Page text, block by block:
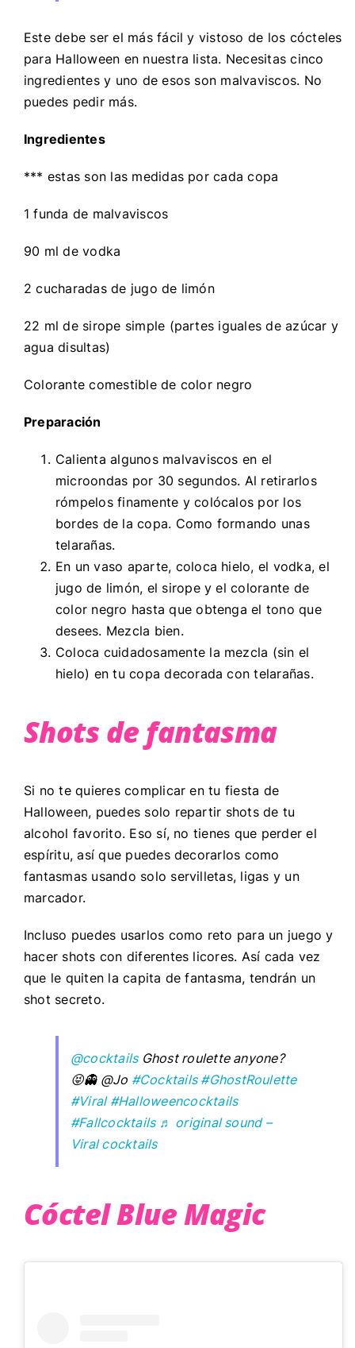
Este debe ser el más fácil y vistoso de los cócteles
para Halloween en nuestra lista. Necesitas cinco
ingredientes y uno de esos son malvaviscos. No
puedes pedir más.
Ingredientes
*** estas son las medidas por cada copa
1 funda de malvaviscos
90 ml de vodka
2 cucharadas de jugo de limón
22 ml de sirope simple (partes iguales de azúcar y
agua disultas)
Colorante comestible de color negro
Preparación
Calienta algunos malvaviscos en el
microondas por 30 segundos. Al retirarlos
rómpelos finamente y colócalos por los
bordes de la copa. Como formando unas
telarañas.
En un vaso aparte, coloca hielo, el vodka, el
jugo de limón, el sirope y el colorante de
color negro hasta que obtenga el tono que
desees. Mezcla bien.
Coloca cuidadosamente la mezcla (sin el
hielo) en tu copa decorada con telarañas.
Shots de fantasma
Si no te quieres complicar en tu fiesta de
Halloween, puedes solo repartir shots de tu
alcohol favorito. Eso sí, no tienes que perder el
espíritu, así que puedes decorarlos como
fantasmas usando solo servilletas, ligas y un
marcador.
Incluso puedes usarlos como reto para un juego y
hacer shots con diferentes licores. Así cada vez
que le quiten la capita de fantasma, tendrán un
shot secreto.
@cocktailsGhost roulette anyone?
😝👻 @Jo #Cocktails #GhostRoulette
#Viral #Halloweencocktails
#Fallcocktails ♬ original sound –
Viral cocktails
Cóctel Blue Magic